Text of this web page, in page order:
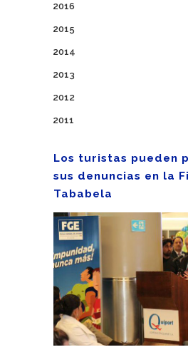
2016
2015
2014
2013
2012
2011
Los turistas pueden
sus denuncias en la
Tababela